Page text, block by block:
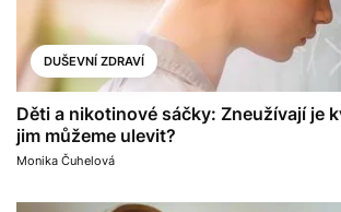
DUŠEVNÍ ZDRAVÍ
Děti a nikotinové sáčky: Zneužívají je
jim můžeme ulevit?
Monika Čuhelová